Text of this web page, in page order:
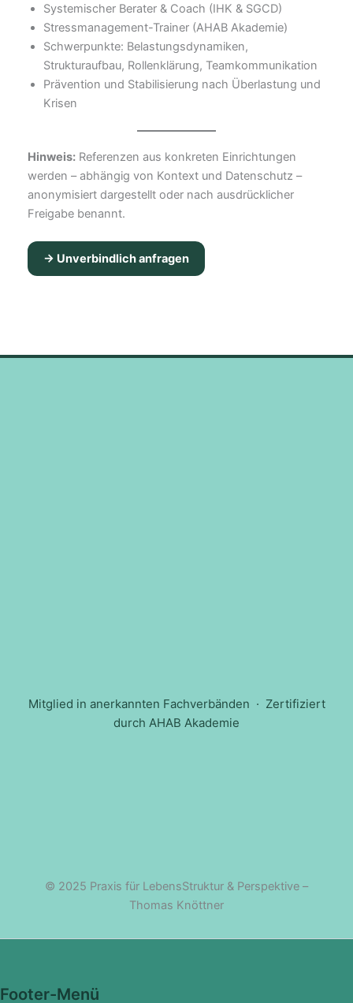
Systemischer Berater & Coach (IHK & SGCD)
Stressmanagement-Trainer (AHAB Akademie)
Schwerpunkte: Belastungsdynamiken,
Strukturaufbau, Rollenklärung, Teamkommunikation
Prävention und Stabilisierung nach Überlastung und
Krisen
Hinweis:Referenzen aus konkreten Einrichtungen
werden – abhängig von Kontext und Datenschutz –
anonymisiert dargestellt oder nach ausdrücklicher
Freigabe benannt.
→ Unverbindlich anfragen
Mitglied in anerkannten Fachverbänden · Zertifiziert
durch AHAB Akademie
© 2025 Praxis für LebensStruktur & Perspektive –
Thomas Knöttner
Footer-Menü